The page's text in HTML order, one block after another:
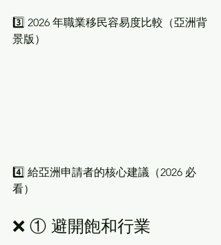
3️⃣ 2026 年職業移民容易度比較（亞洲背
景版）
4️⃣ 給亞洲申請者的核心建議（2026 必
看）
❌ ① 避開飽和行業